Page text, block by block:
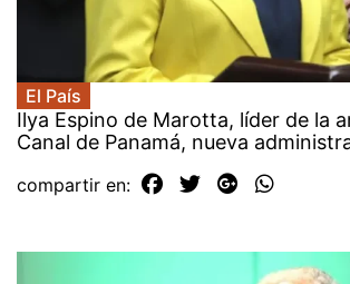
El País
Ilya Espino de Marotta, líder de la
Canal de Panamá, nueva
compartir en: